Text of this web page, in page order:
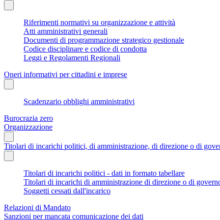
Riferimenti normativi su organizzazione e attività
Atti amministrativi generali
Documenti di programmazione strategico gestionale
Codice disciplinare e codice di condotta
Leggi e Regolamenti Regionali
Oneri informativi per cittadini e imprese
Scadenzario obblighi amministrativi
Burocrazia zero
Organizzazione
Titolari di incarichi politici, di amministrazione, di direzione o di
Titolari di incarichi politici - dati in formato tabellare
Titolari di incarichi di amministrazione di direzione o di
Soggetti cessati dall'incarico
Relazioni di Mandato
Sanzioni per mancata comunicazione dei dati